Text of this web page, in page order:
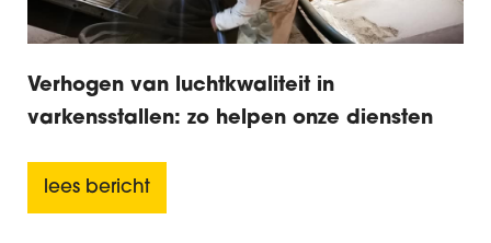
Verhogen van luchtkwaliteit in
varkensstallen: zo helpen onze diensten
lees bericht